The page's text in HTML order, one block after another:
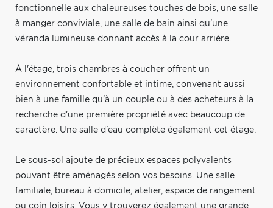
fonctionnelle aux chaleureuses touches de bois, une salle
à manger conviviale, une salle de bain ainsi qu'une
véranda lumineuse donnant accès à la cour arrière.
À l'étage, trois chambres à coucher offrent un
environnement confortable et intime, convenant aussi
bien à une famille qu'à un couple ou à des acheteurs à la
recherche d'une première propriété avec beaucoup de
caractère. Une salle d'eau complète également cet étage.
Le sous-sol ajoute de précieux espaces polyvalents
pouvant être aménagés selon vos besoins. Une salle
familiale, bureau à domicile, atelier, espace de rangement
ou coin loisirs. Vous y trouverez également une grande